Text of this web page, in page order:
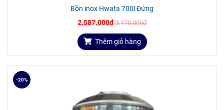
Bồn inox Hwata 700l Đứng
2.587.000đ 3.170.000đ
Thêm giỏ hàng
-20%